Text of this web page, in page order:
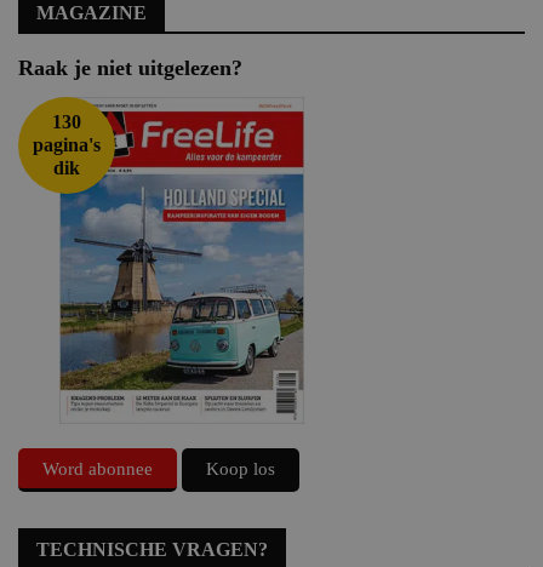
MAGAZINE
Raak je niet uitgelezen?
130
pagina's
dik
Word abonnee Koop los
TECHNISCHE VRAGEN?